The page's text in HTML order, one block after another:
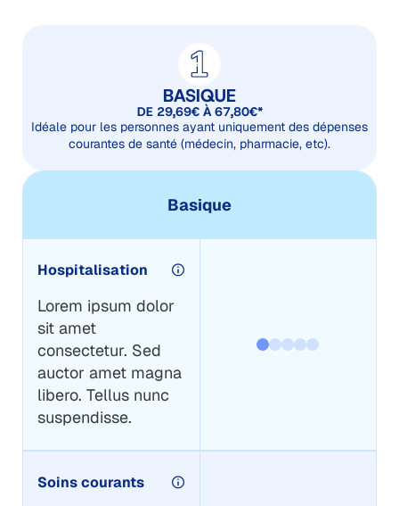
BASIQUE
DE 29,69€ À 67,80€*
Idéale pour les personnes ayant uniquement des dépenses
courantes de santé (médecin, pharmacie, etc).
Basique
Hospitalisation
Lorem ipsum dolor
sit amet
consectetur. Sed
auctor amet magna
libero. Tellus nunc
suspendisse.
Soins courants